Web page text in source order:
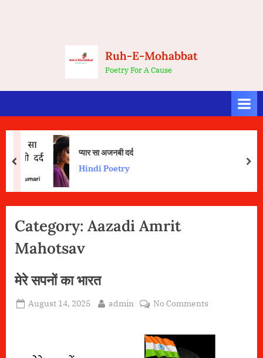
Ruh-E-Mohabbat
Poetry For A Cause
प्यार सा अजनबी दर्द
Hindi Poetry
prev
Category: Aazadi Amrit
Mahotsav
मेरे सपनों का भारत
Posted
August 14, 2025 By
admin No Commentson